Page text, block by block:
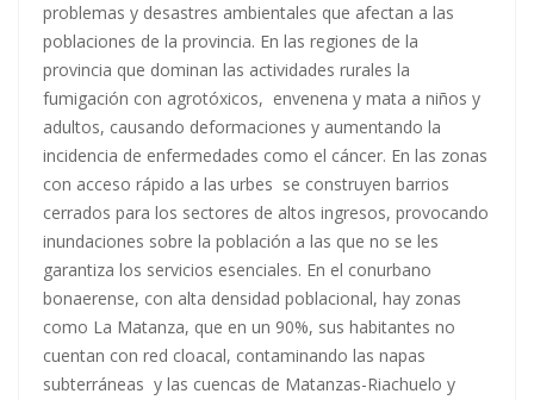
problemas y desastres ambientales que afectan a las
poblaciones de la provincia. En las regiones de la
provincia que dominan las actividades rurales la
fumigación con agrotóxicos, envenena y mata a niños y
adultos, causando deformaciones y aumentando la
incidencia de enfermedades como el cáncer. En las zonas
con acceso rápido a las urbes se construyen barrios
cerrados para los sectores de altos ingresos, provocando
inundaciones sobre la población a las que no se les
garantiza los servicios esenciales. En el conurbano
bonaerense, con alta densidad poblacional, hay zonas
como La Matanza, que en un 90%, sus habitantes no
cuentan con red cloacal, contaminando las napas
subterráneas y las cuencas de Matanzas-Riachuelo y